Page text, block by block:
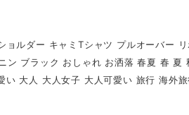
ルダー キャミTシャツ プルオーバー リ
ン ブラック おしゃれ お洒落 春夏 春 夏
大人 大人女子 大人可愛い 旅行 海外旅